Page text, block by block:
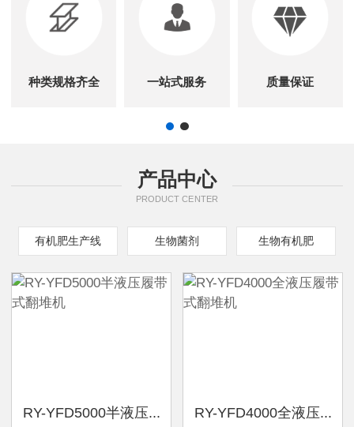
种类规格齐全 一站式服务 质量保证
产品中心
PRODUCT CENTER
有机肥生产线 生物菌剂 生物有机肥
RY-YFD5000半液压... RY-YFD4000全液压...